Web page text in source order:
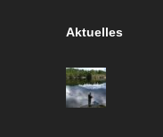
Aktuelles